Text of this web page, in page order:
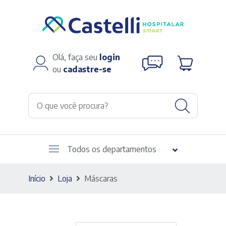
Olá, faça seu login
ou cadastre-se
Todos os departamentos
Início Loja Máscaras